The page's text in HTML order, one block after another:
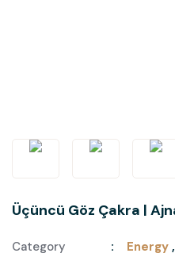
Üçüncü Göz Çakra |
Category Energy ,